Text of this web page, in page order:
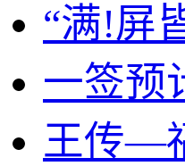
“满!屏
一签预
王传—